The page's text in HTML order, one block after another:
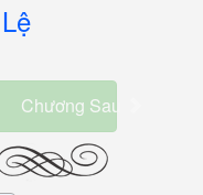
Chương Sau